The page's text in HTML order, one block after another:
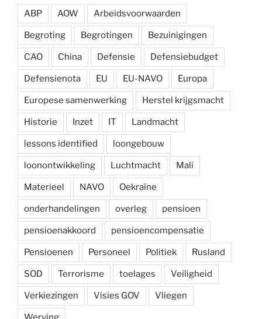
ABP AOW Arbeidsvoorwaarden
Begroting Begrotingen Bezuinigingen
CAO China Defensie Defensiebudget
Defensienota EU EU-NAVO Europa
Europese samenwerking Herstel krijgsmacht
Historie Inzet IT Landmacht
lessons identified loongebouw
loonontwikkeling Luchtmacht Mali
Materieel NAVO Oekraïne
onderhandelingen overleg pensioen
pensioenakkoord pensioencompensatie
Pensioenen Personeel Politiek Rusland
SOD Terrorisme toelages Veiligheid
Verkiezingen Visies GOV Vliegen